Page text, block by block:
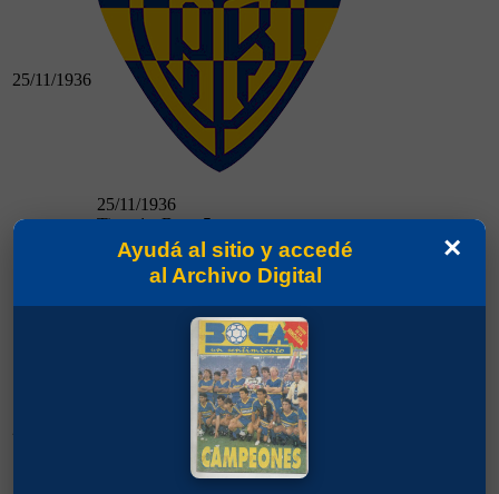
25/11/1936
25/11/1936
Tigre 1 - Boca 5
Boca 4 - Chacarita 0
×
Ayudá al sitio y accedé
al Archivo Digital